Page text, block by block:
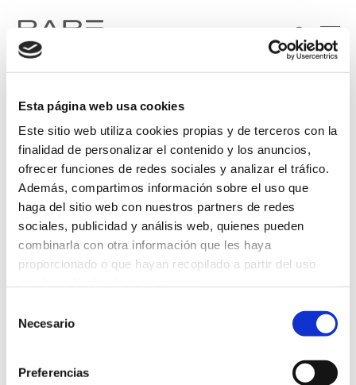
Esta página web usa cookies
Este sitio web utiliza cookies propias y de terceros con la
finalidad de personalizar el contenido y los anuncios,
ofrecer funciones de redes sociales y analizar el tráfico.
Además, compartimos información sobre el uso que
haga del sitio web con nuestros partners de redes
sociales, publicidad y análisis web, quienes pueden
combinarla con otra información que les haya
proporcionado o que hayan recopilado a partir del uso
Más información
Necesario
Preferencias
Soy particular Soy profesional
He leído y acepto el tratamiento de mis datos personales, de conformidad con lo
dispuesto en laPolítica de Privacidad.